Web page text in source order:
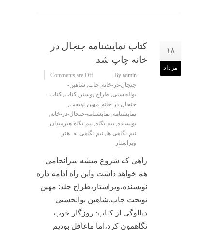
۱۸
مرداد
کتاب نمایشنامه جنجال در
خانه چاپ شد
By admin
Comments are Off
جنجال-در-خانه, چاپ, شاهین-
بوالحسنی, طراح-پوستر , کتاب, کتاب-
جنجال-در-خانه, مهین-نوبخت,
نمایشنامه, نمایشنامه-جنجال-در-خانه,
نویسنده, نیم-نگاه, نیم-نگاه-هنرمندان,
نیم-نگاهی ها, نیم-نگاهی-به -هنر ,
ویراستار
راهی که شروع میشه سرانجامی
هم خواهد داشت واین راه ادامه داره
نویسنده،ویراستار،طراح جلد: مهین
نویخت چاپ:شاهین بوالحسنی
دیالوگی از کتاب: روزگار خوب
نگاهمون کرد،اما ماغافل بودیم